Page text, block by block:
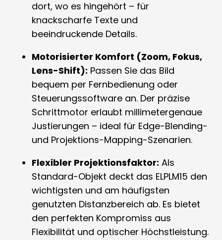
dort, wo es hingehört – für
knackscharfe Texte und
beeindruckende Details.
Motorisierter Komfort (Zoom, Fokus,
Lens-Shift): Passen Sie das Bild
bequem per Fernbedienung oder
Steuerungssoftware an. Der präzise
Schrittmotor erlaubt millimetergenaue
Justierungen – ideal für Edge-Blending-
und Projektions-Mapping-Szenarien.
Flexibler Projektionsfaktor: Als
Standard-Objekt deckt das ELPLM15 den
wichtigsten und am häufigsten
genutzten Distanzbereich ab. Es bietet
den perfekten Kompromiss aus
Flexibilität und optischer Höchstleistung.